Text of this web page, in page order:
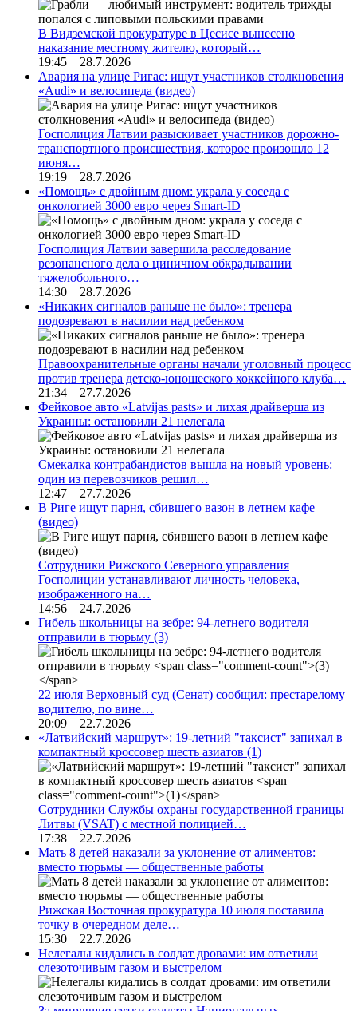
В Видземской прокуратуре в Цесисе вынесено
наказание местному жителю, который…
19:45 28.7.2026
Авария на улице Ригас: ищут участников столкновения
«Audi» и велосипеда (видео)
Госполиция Латвии разыскивает участников дорожно-
транспортного происшествия, которое произошло 12
июня…
19:19 28.7.2026
«Помощь» с двойным дном: украла у соседа с
онкологией 3000 евро через Smart-ID
Госполиция Латвии завершила расследование
резонансного дела о циничном обкрадывании
тяжелобольного…
14:30 28.7.2026
«Никаких сигналов раньше не было»: тренера
подозревают в насилии над ребенком
Правоохранительные органы начали уголовный процесс
против тренера детско-юношеского хоккейного клуба…
21:34 27.7.2026
Фейковое авто «Latvijas pasts» и лихая драйверша из
Украины: остановили 21 нелегала
Смекалка контрабандистов вышла на новый уровень:
один из перевозчиков решил…
12:47 27.7.2026
В Риге ищут парня, сбившего вазон в летнем кафе
(видео)
Сотрудники Рижского Северного управления
Госполиции устанавливают личность человека,
изображенного на…
14:56 24.7.2026
Гибель школьницы на зебре: 94-летнего водителя
отправили в тюрьму (3)
22 июля Верховный суд (Сенат) сообщил: престарелому
водителю, по вине…
20:09 22.7.2026
«Латвийский маршрут»: 19-летний "таксист" запихал в
компактный кроссовер шесть азиатов (1)
Сотрудники Службы охраны государственной границы
Литвы (VSAT) с местной полицией…
17:38 22.7.2026
Мать 8 детей наказали за уклонение от алиментов:
вместо тюрьмы — общественные работы
Рижская Восточная прокуратура 10 июля поставила
точку в очередном деле…
15:30 22.7.2026
Нелегалы кидались в солдат дровами: им ответили
слезоточивым газом и выстрелом